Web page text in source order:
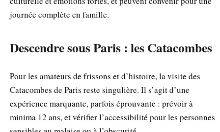
journée complète en famille.
Descendre sous Paris : les Catacombes
Pour les amateurs de frissons et d’histoire, la visite des
Catacombes de Paris reste singulière. Il s’agit d’une
expérience marquante, parfois éprouvante : prévoir à
minima 12 ans, et vérifier l’accessibilité pour les personnes